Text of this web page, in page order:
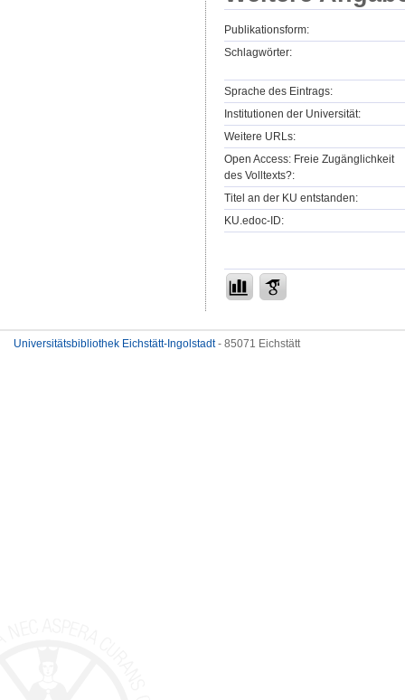
Publikationsform:
Schlagwörter:
Sprache des Eintrags:
Institutionen der Universität:
Weitere URLs:
Open Access: Freie Zugänglichkeit
des Volltexts?:
Titel an der KU entstanden:
KU.edoc-ID:
Universitätsbibliothek Eichstätt-Ingolstadt- 85071 Eichstätt